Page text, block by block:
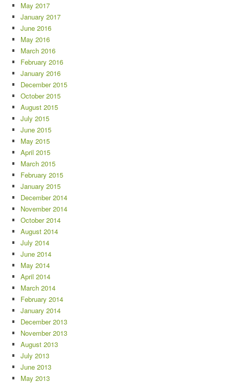
May 2017
January 2017
June 2016
May 2016
March 2016
February 2016
January 2016
December 2015
October 2015
August 2015
July 2015
June 2015
May 2015
April 2015
March 2015
February 2015
January 2015
December 2014
November 2014
October 2014
August 2014
July 2014
June 2014
May 2014
April 2014
March 2014
February 2014
January 2014
December 2013
November 2013
August 2013
July 2013
June 2013
May 2013